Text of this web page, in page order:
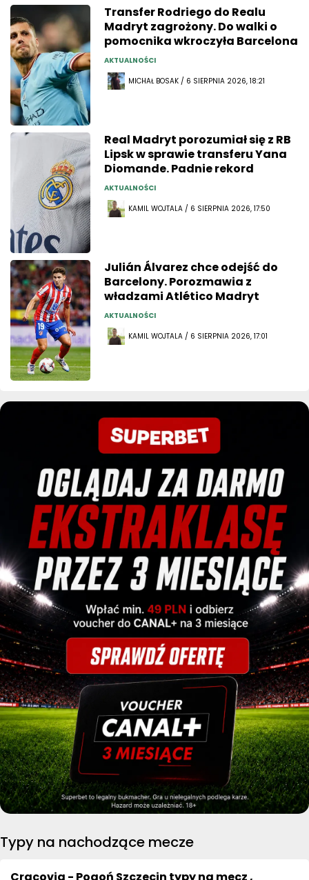
Transfer Rodriego do Realu
Madryt zagrożony. Do walki o
pomocnika wkroczyła Barcelona
AKTUALNOŚCI
MICHAŁ BOSAK / 6 SIERPNIA 2026, 18:21
Real Madryt porozumiał się z RB
Lipsk w sprawie transferu Yana
Diomande. Padnie rekord
AKTUALNOŚCI
KAMIL WOJTALA / 6 SIERPNIA 2026, 17:50
Julián Álvarez chce odejść do
Barcelony. Porozmawia z
władzami Atlético Madryt
AKTUALNOŚCI
KAMIL WOJTALA / 6 SIERPNIA 2026, 17:01
Typy na nachodzące mecze
Cracovia - Pogoń Szczecin typy na mecz ,